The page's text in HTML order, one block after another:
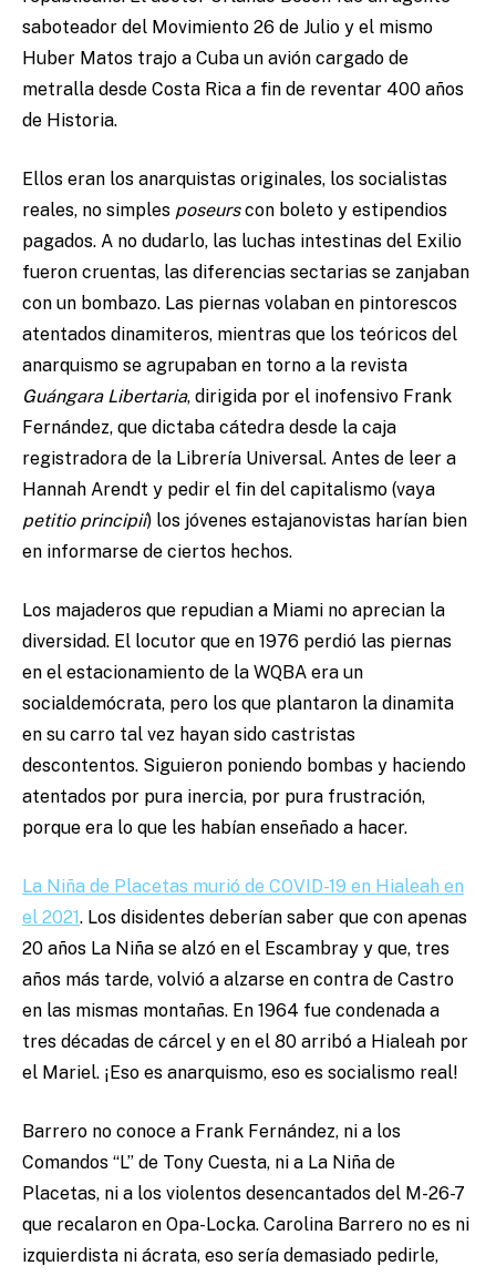
saboteador del Movimiento 26 de Julio y el mismo
Huber Matos trajo a Cuba un avión cargado de
metralla desde Costa Rica a fin de reventar 400 años
de Historia.
Ellos eran los anarquistas originales, los socialistas
reales, no simples poseurscon boleto y estipendios
pagados. A no dudarlo, las luchas intestinas del Exilio
fueron cruentas, las diferencias sectarias se zanjaban
con un bombazo. Las piernas volaban en pintorescos
atentados dinamiteros, mientras que los teóricos del
anarquismo se agrupaban en torno a la revista
Guángara Libertaria, dirigida por el inofensivo Frank
Fernández, que dictaba cátedra desde la caja
registradora de la Librería Universal. Antes de leer a
Hannah Arendt y pedir el fin del capitalismo (vaya
petitio principii) los jóvenes estajanovistas harían bien
en informarse de ciertos hechos.
Los majaderos que repudian a Miami no aprecian la
diversidad. El locutor que en 1976 perdió las piernas
en el estacionamiento de la WQBA era un
socialdemócrata, pero los que plantaron la dinamita
en su carro tal vez hayan sido castristas
descontentos. Siguieron poniendo bombas y haciendo
atentados por pura inercia, por pura frustración,
porque era lo que les habían enseñado a hacer.
La Niña de Placetas murió de COVID-19 en Hialeah en
el 2021. Los disidentes deberían saber que con apenas
20 años La Niña se alzó en el Escambray y que, tres
años más tarde, volvió a alzarse en contra de Castro
en las mismas montañas. En 1964 fue condenada a
tres décadas de cárcel y en el 80 arribó a Hialeah por
el Mariel. ¡Eso es anarquismo, eso es socialismo real!
Barrero no conoce a Frank Fernández, ni a los
Comandos “L” de Tony Cuesta, ni a La Niña de
Placetas, ni a los violentos desencantados del M-26-7
que recalaron en Opa-Locka. Carolina Barrero no es ni
izquierdista ni ácrata, eso sería demasiado pedirle,